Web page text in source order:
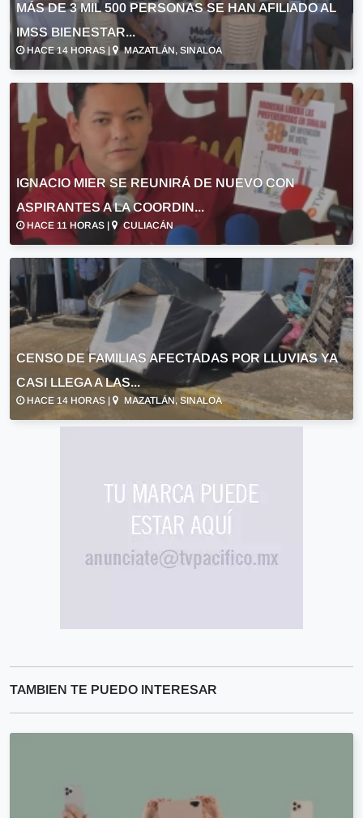
MÁS DE 3 MIL 500 PERSONAS SE HAN AFILIADO AL
IMSS BIENESTAR...
HACE 14 HORAS | MAZATLÁN, SINALOA
IGNACIO MIER SE REUNIRÁ DE NUEVO CON
ASPIRANTES A LA COORDIN...
HACE 11 HORAS | CULIACÁN
CENSO DE FAMILIAS AFECTADAS POR LLUVIAS YA
CASI LLEGA A LAS...
HACE 14 HORAS | MAZATLÁN, SINALOA
TAMBIEN TE PUEDO INTERESAR